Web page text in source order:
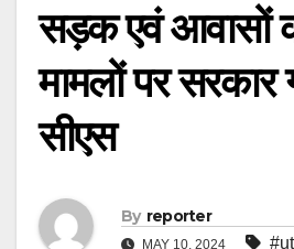
सड़क एवं आवासों
मामलों पर सरकार
सीएस
By reporter
MAY 10, 2024